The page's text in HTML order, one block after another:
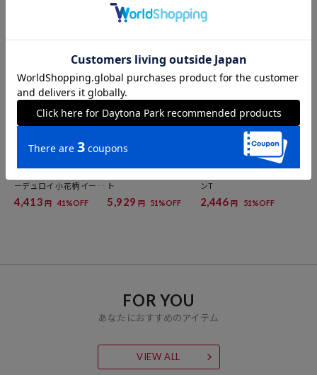
4,136円 31%OFF
ベロアジャージ チュール
ドッキングトップス
3,536円 41%OFF
ベロアライク フラット コ
ーデュロイ 小花柄シャツ
4,413円 41%OFF
ーデュロイ 小花柄 イージ
ーパンツ＜セットアップ
対応＞
4,413 円 41%OFF
ト
5,929 円 51%OFF
ンT
2,446 円 51%OFF
FOR YOU
あなたにおすすめのアイテム
VIEW ALL